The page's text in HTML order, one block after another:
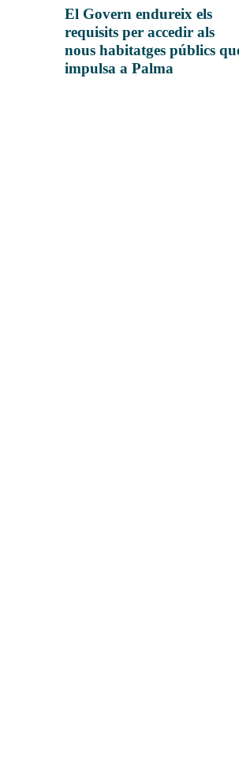
El Govern endureix els
requisits per accedir als
nous habitatges públics
impulsa a Palma